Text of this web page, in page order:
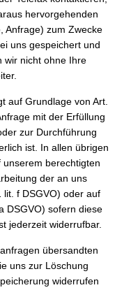
hervorgehenden
Anfrage) zum Zwecke
uns gespeichert und
wir nicht ohne Ihre
auf Grundlage von Art.
mit der Erfüllung
zur Durchführung
ist. In allen übrigen
berechtigten
der an uns
lit. f DSGVO) oder auf
DSGVO) sofern diese
jederzeit widerrufbar.
übersandten
uns zur Löschung
widerrufen